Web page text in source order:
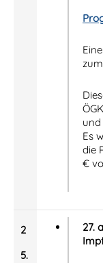
und
Es
die
€
2
5.
27.